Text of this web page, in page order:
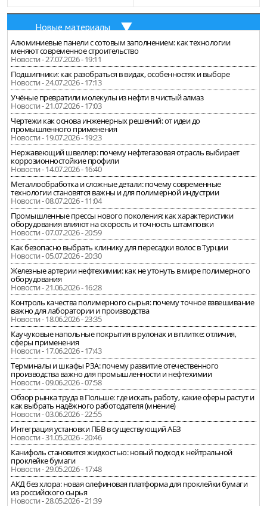
Новые материалы
Алюминиевые панели с сотовым заполнением: как технологии
меняют современное строительство
Новости - 27.07.2026 - 19:11
Подшипники: как разобраться в видах, особенностях и выборе
Новости - 24.07.2026 - 17:13
Учёные превратили молекулы из нефти в чистый алмаз
Новости - 21.07.2026 - 17:03
Чертежи как основа инженерных решений: от идеи до
промышленного применения
Новости - 19.07.2026 - 19:23
Нержавеющий швеллер: почему нефтегазовая отрасль выбирает
коррозионностойкие профили
Новости - 14.07.2026 - 16:40
Металлообработка и сложные детали: почему современные
технологии становятся важны и для полимерной индустрии
Новости - 08.07.2026 - 11:04
Промышленные прессы нового поколения: как характеристики
оборудования влияют на скорость и точность штамповки
Новости - 07.07.2026 - 20:59
Как безопасно выбрать клинику для пересадки волос в Турции
Новости - 05.07.2026 - 20:30
Железные артерии нефтехимии: как не утонуть в мире полимерного
оборудования
Новости - 21.06.2026 - 16:28
Контроль качества полимерного сырья: почему точное взвешивание
важно для лаборатории и производства
Новости - 18.06.2026 - 23:35
Каучуковые напольные покрытия в рулонах и в плитке: отличия,
сферы применения
Новости - 17.06.2026 - 17:43
Терминалы и шкафы РЗА: почему развитие отечественного
производства важно для промышленности и нефтехимии
Новости - 09.06.2026 - 07:58
Обзор рынка труда в Польше: где искать работу, какие сферы растут и
как выбрать надёжного работодателя (мнение)
Новости - 03.06.2026 - 22:55
Интеграция установки ПБВ в существующий АБЗ
Новости - 31.05.2026 - 20:46
Канифоль становится жидкостью: новый подход к нейтральной
проклейке бумаги
Новости - 29.05.2026 - 17:48
АКД без хлора: новая олефиновая платформа для проклейки бумаги
из российского сырья
Новости - 28.05.2026 - 21:39